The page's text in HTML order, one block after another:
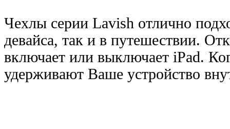
Чехлы серии Lavish отлично
девайса, так и в путешествии.
включает или выключает iPad.
удерживают Ваше устройство